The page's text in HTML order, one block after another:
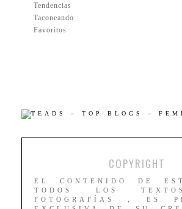
Tendencias
Taconeando
Favoritos
COPYRIGHT
EL CONTENIDO DE
TODOS LOS
FOTOGRAFÍAS , ES